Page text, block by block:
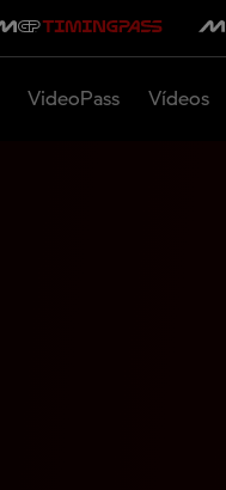
VideoPass Vídeos